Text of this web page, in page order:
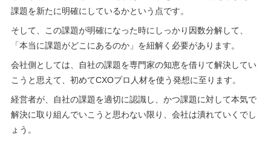
課題を新たに明確にしているかという点です。
そして、この課題が明確になった時にしっかり因数分解して、
「本当に課題がどこにあるのか」を紐解く必要があります。
会社側としては、自社の課題を専門家の知恵を借りて解決してい
こうと思えて、初めてCXOプロ人材を使う発想に至ります。
経営者が、自社の課題を適切に認識し、かつ課題に対して本気で
解決に取り組んでいこうと思わない限り、会社は潰れていくでし
ょう。